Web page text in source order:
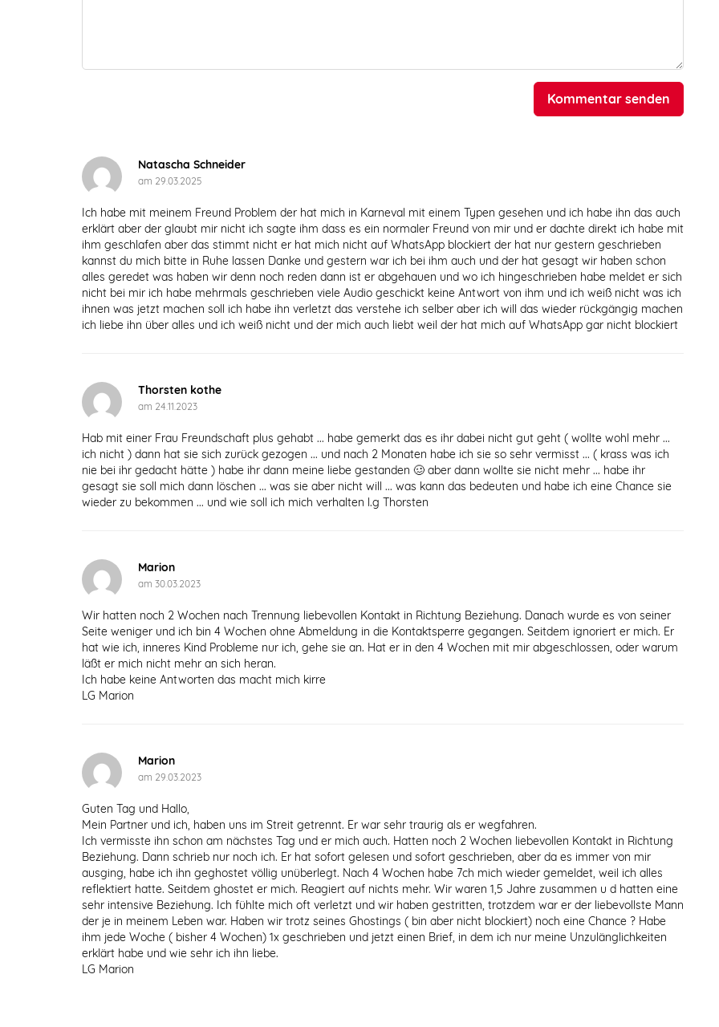
Kommentar senden
Natascha Schneider
am 29.03.2025
Ich habe mit meinem Freund Problem der hat mich in Karneval mit einem Typen gesehen und ich habe ihn das auch
erklärt aber der glaubt mir nicht ich sagte ihm dass es ein normaler Freund von mir und er dachte direkt ich habe mit
ihm geschlafen aber das stimmt nicht er hat mich nicht auf WhatsApp blockiert der hat nur gestern geschrieben
kannst du mich bitte in Ruhe lassen Danke und gestern war ich bei ihm auch und der hat gesagt wir haben schon
alles geredet was haben wir denn noch reden dann ist er abgehauen und wo ich hingeschrieben habe meldet er sich
nicht bei mir ich habe mehrmals geschrieben viele Audio geschickt keine Antwort von ihm und ich weiß nicht was ich
ihnen was jetzt machen soll ich habe ihn verletzt das verstehe ich selber aber ich will das wieder rückgängig machen
ich liebe ihn über alles und ich weiß nicht und der mich auch liebt weil der hat mich auf WhatsApp gar nicht blockiert
Thorsten kothe
am 24.11.2023
Hab mit einer Frau Freundschaft plus gehabt ... habe gemerkt das es ihr dabei nicht gut geht ( wollte wohl mehr ...
ich nicht ) dann hat sie sich zurück gezogen ... und nach 2 Monaten habe ich sie so sehr vermisst ... ( krass was ich
nie bei ihr gedacht hätte ) habe ihr dann meine liebe gestanden 🥴 aber dann wollte sie nicht mehr ... habe ihr
gesagt sie soll mich dann löschen ... was sie aber nicht will ... was kann das bedeuten und habe ich eine Chance sie
wieder zu bekommen ... und wie soll ich mich verhalten l.g Thorsten
Marion
am 30.03.2023
Wir hatten noch 2 Wochen nach Trennung liebevollen Kontakt in Richtung Beziehung. Danach wurde es von seiner
Seite weniger und ich bin 4 Wochen ohne Abmeldung in die Kontaktsperre gegangen. Seitdem ignoriert er mich. Er
hat wie ich, inneres Kind Probleme nur ich, gehe sie an. Hat er in den 4 Wochen mit mir abgeschlossen, oder warum
läßt er mich nicht mehr an sich heran.
Ich habe keine Antworten das macht mich kirre
LG Marion
Marion
am 29.03.2023
Guten Tag und Hallo,
Mein Partner und ich, haben uns im Streit getrennt. Er war sehr traurig als er wegfahren.
Ich vermisste ihn schon am nächstes Tag und er mich auch. Hatten noch 2 Wochen liebevollen Kontakt in Richtung
Beziehung. Dann schrieb nur noch ich. Er hat sofort gelesen und sofort geschrieben, aber da es immer von mir
ausging, habe ich ihn geghostet völlig unüberlegt. Nach 4 Wochen habe 7ch mich wieder gemeldet, weil ich alles
reflektiert hatte. Seitdem ghostet er mich. Reagiert auf nichts mehr. Wir waren 1,5 Jahre zusammen u d hatten eine
sehr intensive Beziehung. Ich fühlte mich oft verletzt und wir haben gestritten, trotzdem war er der liebevollste Mann
der je in meinem Leben war. Haben wir trotz seines Ghostings ( bin aber nicht blockiert) noch eine Chance ? Habe
ihm jede Woche ( bisher 4 Wochen) 1x geschrieben und jetzt einen Brief, in dem ich nur meine Unzulänglichkeiten
erklärt habe und wie sehr ich ihn liebe.
LG Marion